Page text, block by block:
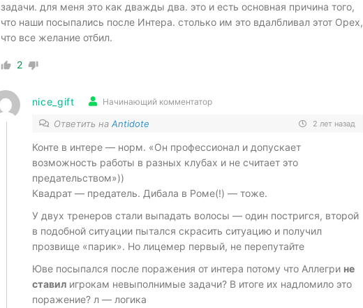
задачи. для меня это как дважды два. это и есть основная причина того,
что наши посыпались после Интера. столько им это вдалбливал этот Орех,
что все желание отбил.
2
nice_gift Начинающий комментатор
Ответить на Antidote 2 лет назад
Конте в интере — норм. «Он профессионал и допускает
возможность работы в разных клубах и не считает это
предательством»))
Квадрат — предатель. Дибала в Роме(!) — тоже.
У двух тренеров стали выпадать волосы — один постригся, второй
в подобной ситуации пытался скрасить ситуацию и получил
прозвище «парик». Но лицемер первый, не перепутайте
Юве посыпался после поражения от интера потому что Аллегри не
ставилигрокам невыполнимые задачи? В итоге их надломило это
поражение? л — логика